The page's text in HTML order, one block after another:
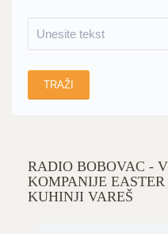
RADIO BOBOVAC -
KOMPANIJE
KUHINJI VAREŠ